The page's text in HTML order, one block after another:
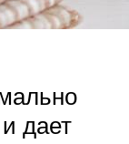
дает